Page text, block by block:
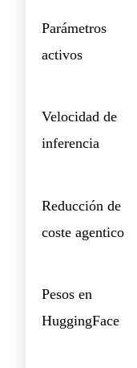
Parámetros
activos
Velocidad de
inferencia
Reducción de
coste agentico
Pesos en
HuggingFace